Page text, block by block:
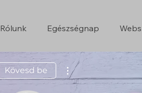
Rólunk Egészségnap
Kövesd be
More actions